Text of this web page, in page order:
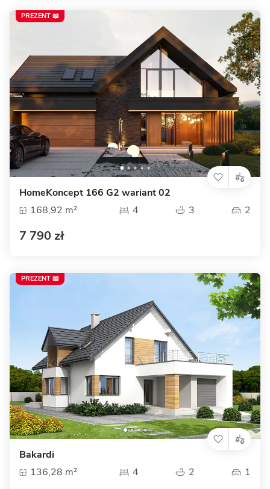
HomeKoncept 166 G2 wariant 02
168,92 m²
4 3 2
7 790 zł
PREZENT 📖
Bakardi
136,28 m²
4 2 1
PREZENT 📖